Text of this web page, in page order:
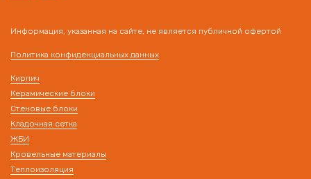
Информация, указанная на сайте, не является публичной офертой
Политика конфиденциальных данных
Кирпич
Керамические блоки
Стеновые блоки
Кладочная сетка
ЖБИ
Кровельные материалы
Теплоизоляция